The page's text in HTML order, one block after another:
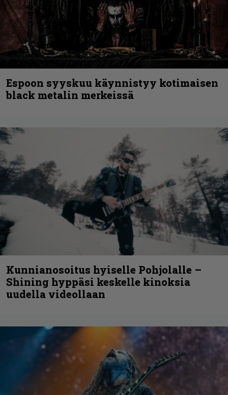
Espoon syyskuu käynnistyy kotimaisen
black metalin merkeissä
Kunnianosoitus hyiselle Pohjolalle –
Shining hyppäsi keskelle kinoksia
uudella videollaan